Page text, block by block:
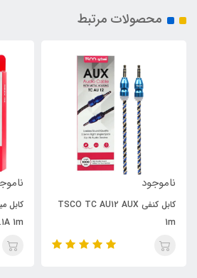
محصولات مرتبط
ناموجود
کابل کنفی TSCO TC AU12 AUX
1m
1m